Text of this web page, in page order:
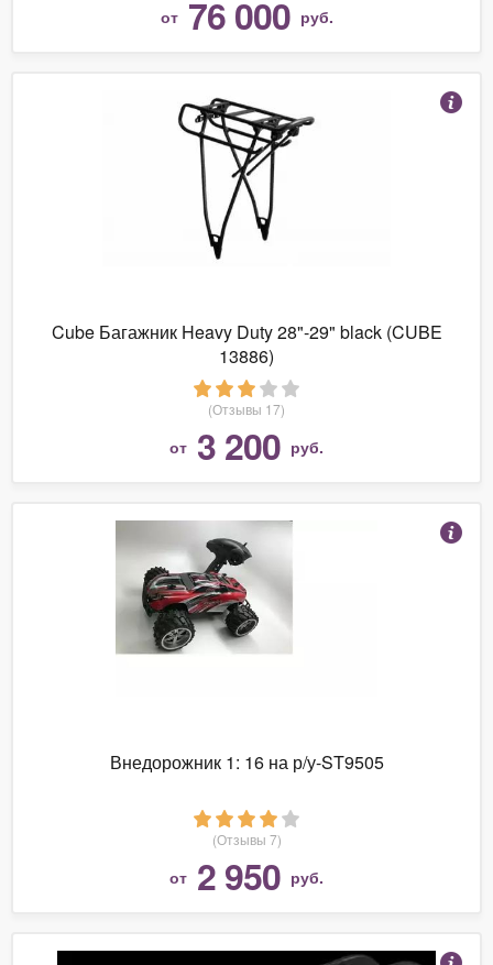
от 76 000 руб.
Cube Багажник Heavy Duty 28"-29" black (CUBE
13886)
(Отзывы 17)
от 3 200 руб.
Внедорожник 1: 16 на р/у-ST9505
(Отзывы 7)
от 2 950 руб.